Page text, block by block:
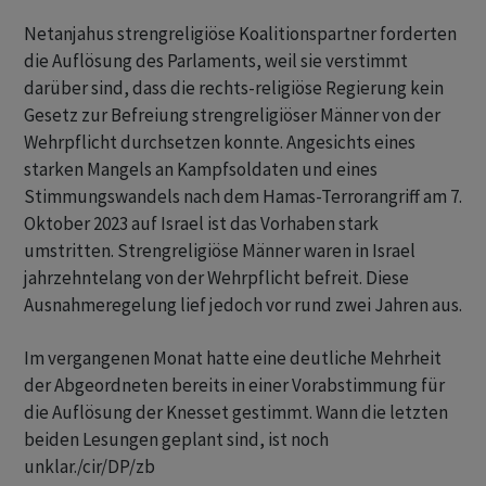
Netanjahus strengreligiöse Koalitionspartner forderten
die Auflösung des Parlaments, weil sie verstimmt
darüber sind, dass die rechts-religiöse Regierung kein
Gesetz zur Befreiung strengreligiöser Männer von der
Wehrpflicht durchsetzen konnte. Angesichts eines
starken Mangels an Kampfsoldaten und eines
Stimmungswandels nach dem Hamas-Terrorangriff am 7.
Oktober 2023 auf Israel ist das Vorhaben stark
umstritten. Strengreligiöse Männer waren in Israel
jahrzehntelang von der Wehrpflicht befreit. Diese
Ausnahmeregelung lief jedoch vor rund zwei Jahren aus.
Im vergangenen Monat hatte eine deutliche Mehrheit
der Abgeordneten bereits in einer Vorabstimmung für
die Auflösung der Knesset gestimmt. Wann die letzten
beiden Lesungen geplant sind, ist noch
unklar./cir/DP/zb